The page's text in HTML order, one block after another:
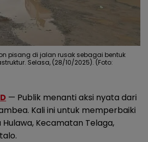
pisang di jalan rusak sebagai bentuk
Selasa, (28/10/2025). (Foto:
— Publik menanti aksi nyata dari
Kali ini untuk memperbaiki
Hulawa, Kecamatan Telaga,